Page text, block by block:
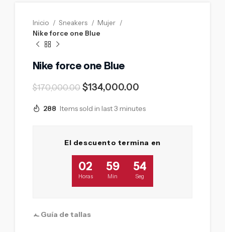
Inicio Sneakers
Mujer
Nike force one Blue
Nike force one Blue
$170,000.00 $134,000.00
288 Items sold in last 3 minutes
El descuento termina en
02
Horas
59
Min
53
Seg
Guía de tallas